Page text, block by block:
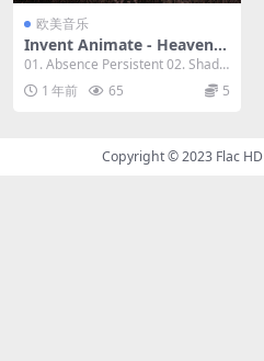
欧美音乐
Invent Animate - Heavener
2023 [24bit/44.1kHz] [Hi-Re
s Flac 558MB]
01. Absence Persistent 02. Shade
Astray ...
1 年前 65 5
Copyright © 2023 Flac HD